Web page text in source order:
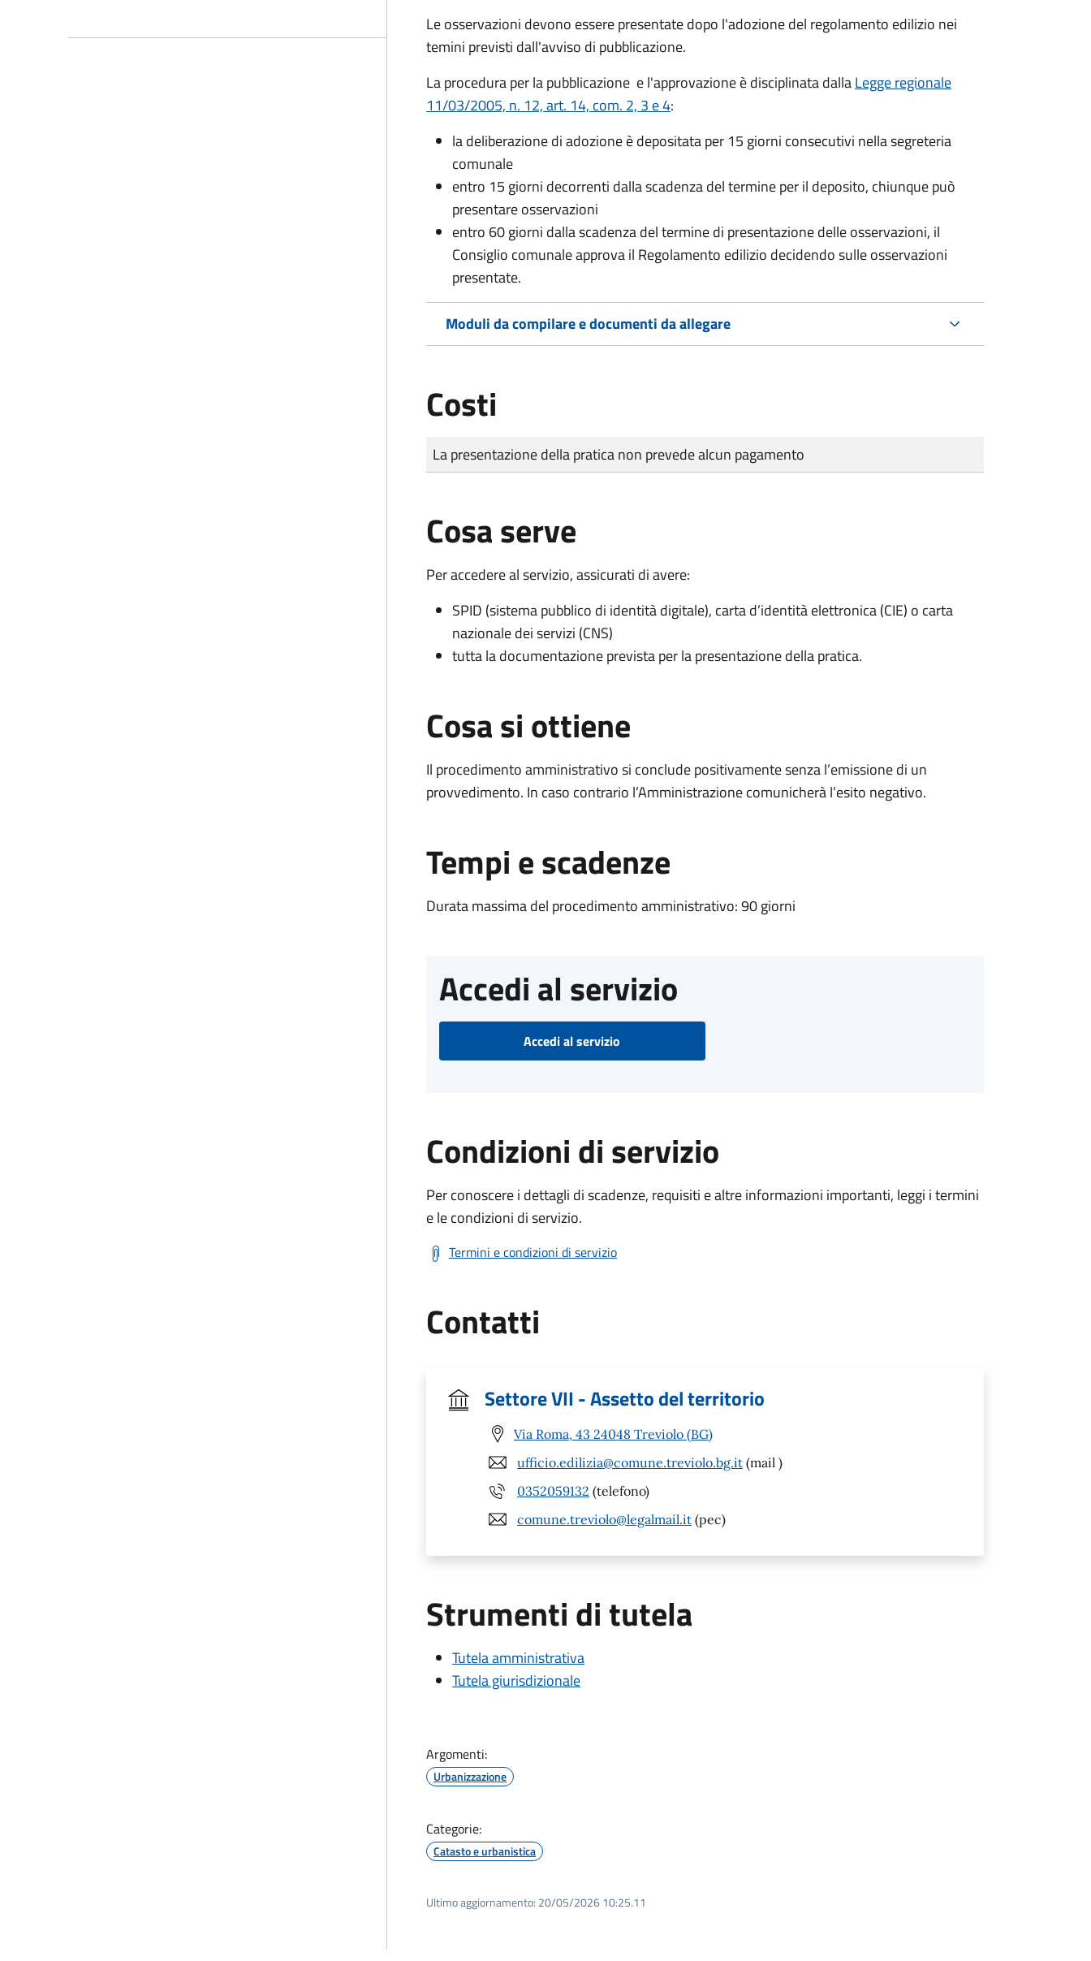
Le osservazioni devono essere presentate dopo l'adozione del regolamento edilizio nei
temini previsti dall'avviso di pubblicazione.
La procedura per la pubblicazione e l'approvazione è disciplinata dallaLegge regionale
11/03/2005, n. 12, art. 14, com. 2, 3 e 4:
la deliberazione di adozioneè depositata per 15 giorni consecutivi nella segreteria
comunale
entro 15 giorni decorrenti dalla scadenza del termine per il deposito, chiunque può
presentare osservazioni
entro 60 giorni dalla scadenza del termine di presentazione delle osservazioni, il
Consiglio comunale approva il Regolamento edilizio decidendo sulle osservazioni
presentate.
Moduli da compilare e documenti da allegare
Costi
Tipo di pagamento
Importo
La presentazione della pratica non prevede alcun pagamento
Cosa serve
Per accedere al servizio, assicurati di avere:
SPID (sistema pubblico di identità digitale), carta d’identità elettronica (CIE) o carta
nazionale dei servizi (CNS)
tutta la documentazione prevista per la presentazione della pratica.
Cosa si ottiene
Il procedimento amministrativo si conclude positivamente senza l’emissione di un
provvedimento. In caso contrario l’Amministrazione comunicherà l’esito negativo.
Tempi e scadenze
Durata massima del procedimento amministrativo: 90 giorni
Accedi al servizio
Accedi al servizio
Condizioni di servizio
Per conoscere i dettagli di scadenze, requisiti e altre informazioni importanti, leggi i termini
e le condizioni di servizio.
Termini e condizioni di servizio
Contatti
Settore VII - Assetto del territorio
Via Roma, 43 24048 Treviolo (BG)
ufficio.edilizia@comune.treviolo.bg.it (mail )
0352059132 (telefono)
comune.treviolo@legalmail.it (pec)
Strumenti di tutela
Tutela amministrativa
Tutela giurisdizionale
Argomenti:
Urbanizzazione
Categorie:
Catasto e urbanistica
Ultimo aggiornamento: 20/05/2026 10:25.11